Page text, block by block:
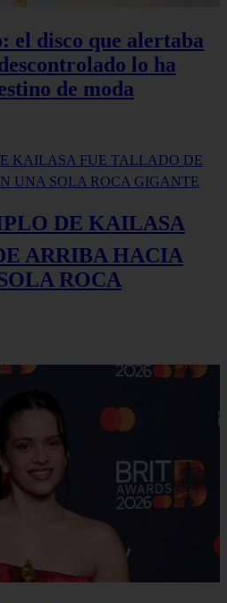
el disco que alertaba
lo ha
de moda
DE KAILASA
ARRIBA HACIA
ROCA